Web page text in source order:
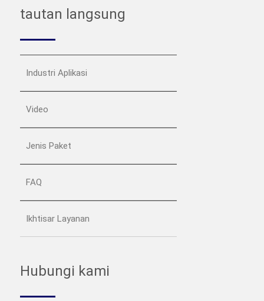
tautan langsung
Industri Aplikasi
Video
Jenis Paket
FAQ
Ikhtisar Layanan
Hubungi kami